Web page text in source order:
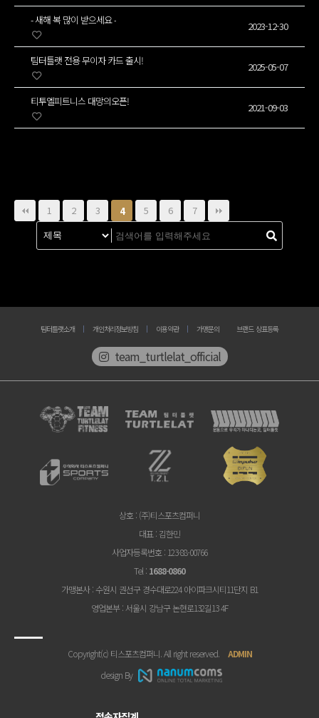
- 새해 복 많이 받으세요 - 2023-12-30
팀터틀랫 전용 무이자 카드 출시! 2025-05-07
티투엘피트니스 대망의오픈! 2021-09-03
1 2 3 4 5 6 7
팀터틀랫소개 개인처리정보방침 이용약관 가맹문의 브랜드 상표등록
team_turtlelat_official
상호 : (주)티스포츠컴퍼니
대표 : 김한민
사업자등록번호 : 123-88-00766
Tel : 1688-0860
가맹본사: 수원시 권선구 경수대로224 아이파크시티11단지 B1
영업본부: 서울시 강남구 논현로132길13 4F
Copyright(c) 티스포츠컴퍼니. All right reserved. ADMIN
design By